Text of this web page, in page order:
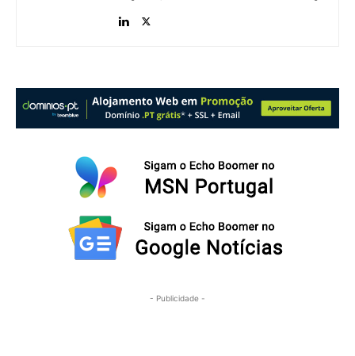
- Publicidade -